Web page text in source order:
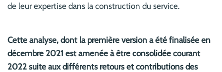
de leur expertise dans la construction du service.
Cette analyse, dont la première version a été finalisée en
décembre 2021 est amenée à être consolidée courant
2022 suite aux différents retours et contributions des